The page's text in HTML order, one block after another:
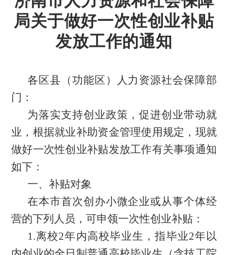
局关于做好一次性创业补贴
发放工作的通知
各区县（功能区） 人力资源社会保障部
门：
为落实支持创业政策，促进创业带动就
业，根据就业补助资金管理使用规定， 现就
做好一次性创业补贴发放工作有关事项通知
如下 ：
一、补贴对象
在本市首次创办小微企业或从事个体经
营的下列人员，可申领一次性创业补贴：
1.离校2年内高校毕业生，指毕业2年以